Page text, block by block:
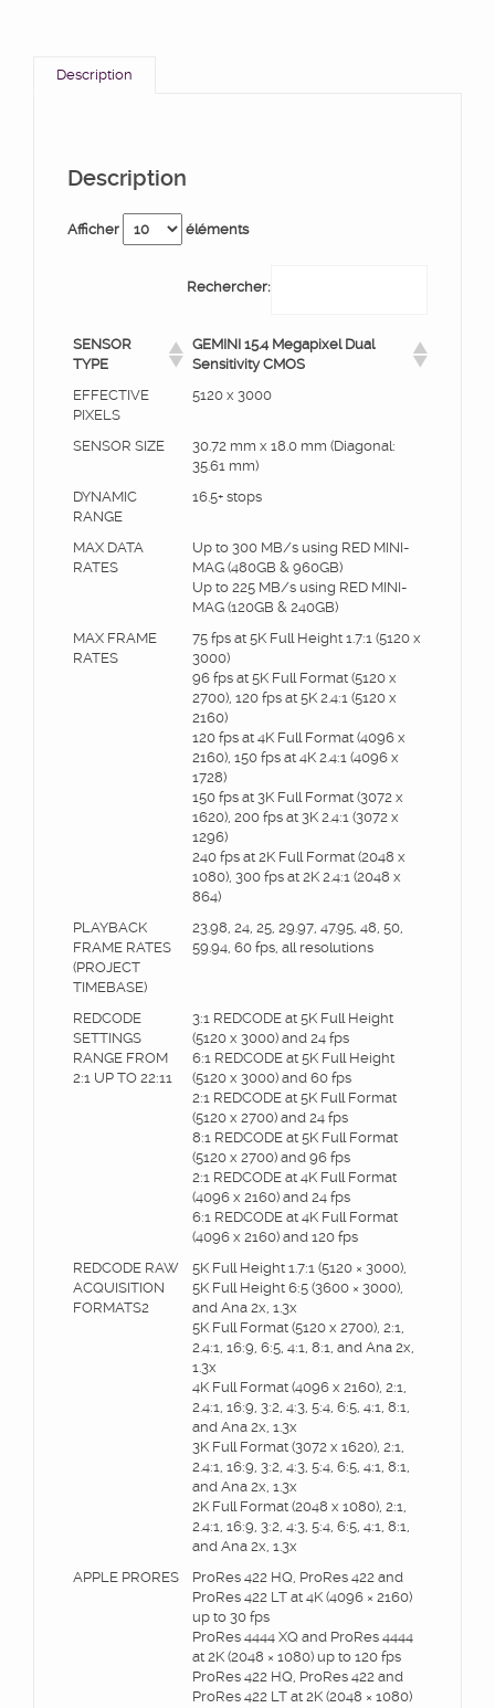
Description
Description
Afficher éléments
Rechercher:
SENSOR
TYPE
GEMINI 15.4 Megapixel Dual
Sensitivity CMOS
EFFECTIVE
PIXELS
5120 x 3000
SENSOR SIZE
30.72 mm x 18.0 mm (Diagonal:
35.61 mm)
DYNAMIC
RANGE
16.5+ stops
MAX DATA
RATES
Up to 300 MB/s using RED MINI-
MAG (480GB & 960GB)
Up to 225 MB/s using RED MINI-
MAG (120GB & 240GB)
MAX FRAME
RATES
75 fps at 5K Full Height 1.7:1 (5120 x
3000)
96 fps at 5K Full Format (5120 x
2700), 120 fps at 5K 2.4:1 (5120 x
2160)
120 fps at 4K Full Format (4096 x
2160), 150 fps at 4K 2.4:1 (4096 x
1728)
150 fps at 3K Full Format (3072 x
1620), 200 fps at 3K 2.4:1 (3072 x
1296)
240 fps at 2K Full Format (2048 x
1080), 300 fps at 2K 2.4:1 (2048 x
864)
PLAYBACK
FRAME RATES
(PROJECT
TIMEBASE)
23.98, 24, 25, 29.97, 47.95, 48, 50,
59.94, 60 fps, all resolutions
REDCODE
SETTINGS
RANGE FROM
2:1 UP TO 22:11
3:1 REDCODE at 5K Full Height
(5120 x 3000) and 24 fps
6:1 REDCODE at 5K Full Height
(5120 x 3000) and 60 fps
2:1 REDCODE at 5K Full Format
(5120 x 2700) and 24 fps
8:1 REDCODE at 5K Full Format
(5120 x 2700) and 96 fps
2:1 REDCODE at 4K Full Format
(4096 x 2160) and 24 fps
6:1 REDCODE at 4K Full Format
(4096 x 2160) and 120 fps
REDCODE RAW
ACQUISITION
FORMATS2
5K Full Height 1.7:1 (5120 × 3000),
5K Full Height 6:5 (3600 × 3000),
and Ana 2x, 1.3x
5K Full Format (5120 x 2700), 2:1,
2.4:1, 16:9, 6:5, 4:1, 8:1, and Ana 2x,
1.3x
4K Full Format (4096 x 2160), 2:1,
2.4:1, 16:9, 3:2, 4:3, 5:4, 6:5, 4:1, 8:1,
and Ana 2x, 1.3x
3K Full Format (3072 x 1620), 2:1,
2.4:1, 16:9, 3:2, 4:3, 5:4, 6:5, 4:1, 8:1,
and Ana 2x, 1.3x
2K Full Format (2048 x 1080), 2:1,
2.4:1, 16:9, 3:2, 4:3, 5:4, 6:5, 4:1, 8:1,
and Ana 2x, 1.3x
APPLE PRORES
ProRes 422 HQ, ProRes 422 and
ProRes 422 LT at 4K (4096 × 2160)
up to 30 fps
ProRes 4444 XQ and ProRes 4444
at 2K (2048 × 1080) up to 120 fps
ProRes 422 HQ, ProRes 422 and
ProRes 422 LT at 2K (2048 × 1080)